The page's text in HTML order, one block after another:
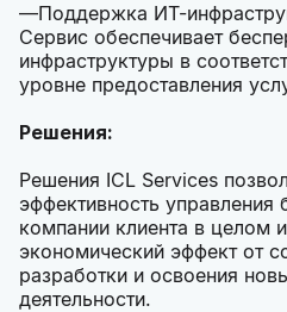
Поддержка ИТ-
Сервис обеспечивает
инфраструктуры в
уровне предоставления
Решения:
Решения ICL Services
эффективность
компании клиента в целом
экономический эффект от
разработки и освоения
деятельности.